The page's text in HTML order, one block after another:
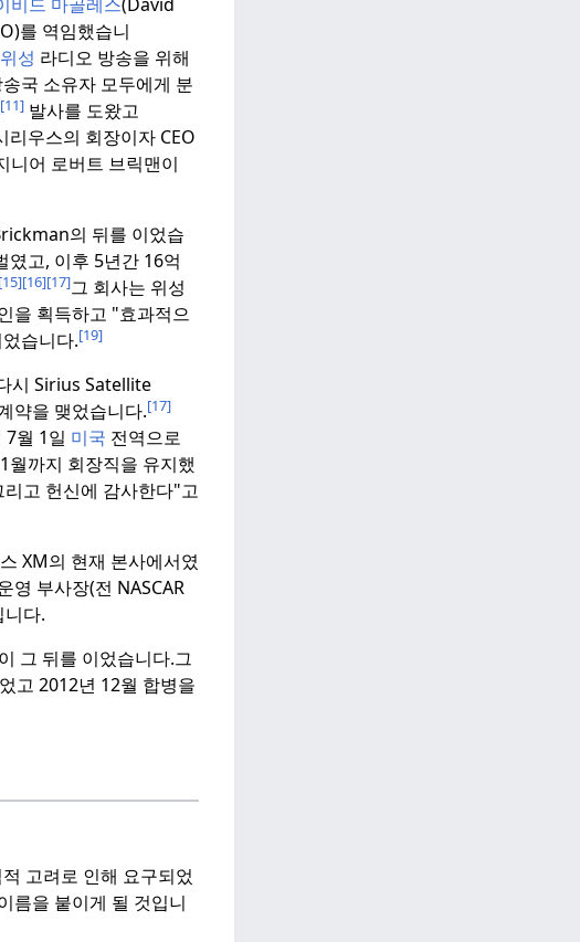
를 역임했습니
위성 라디오 방송을 위해
국 소유자 모두에게 분
[11] 발사를 도왔고
우스의 회장이자 CEO
니어 로버트 브릭맨이
의 뒤를 이었습
였고, 이후 5년간 16억
[15][16][17]그 회사는 위성
을 획득하고 "효과적으
습니다.[19]
시 Sirius Satellite
약을 맺었습니다.[17]
월 1일 미국 전역으로
월까지 회장직을 유지했
고 헌신에 감사한다"고
XM의 현재 본사에서였
영 부사장(전 NASCAR
다.
그 뒤를 이었습니다.그
고 2012년 12월 합병을
고려로 인해 요구되었
름을 붙이게 될 것입니